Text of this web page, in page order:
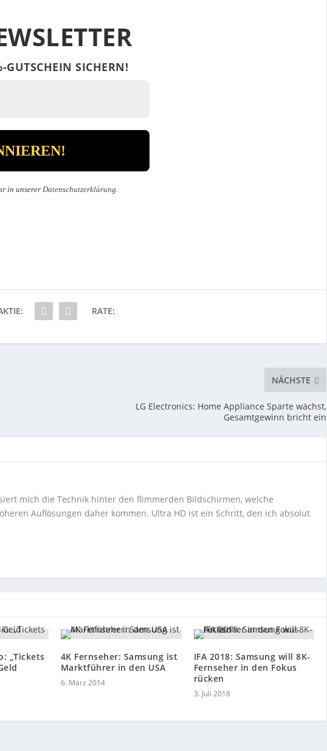
GUTSCHEIN SICHERN!
in unserer Datenschutzerklärung.
RATE:
NÄCHSTE
LG Electronics: Home Appliance Sparte wächst,
Gesamtgewinn bricht ein
mich die Technik hinter den flimmerden Bildschirmen, welche
Auflösungen daher kommen. Ultra HD ist ein Schritt, den ich absolut
„Tickets
4K Fernseher: Samsung ist
Marktführer in den USA
6. März 2014
IFA 2018: Samsung will 8K-
Fernseher in den Fokus
rücken
3. Juli 2018